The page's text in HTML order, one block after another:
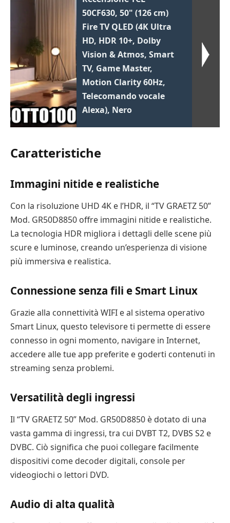
50CF630, 50" (126 cm)
Fire TV QLED (4K Ultra
HD, HDR 10+, Dolby
Vision & Atmos, Smart
TV, Game Master,
Motion Clarity 60Hz,
Telecomando vocale
Alexa), Nero
Caratteristiche
Immagini nitide e realistiche
Con la risoluzione UHD 4K e l’HDR, il “TV GRAETZ 50”
Mod. GR50D8850 offre immagini nitide e realistiche.
La tecnologia HDR migliora i dettagli delle scene più
scure e luminose, creando un’esperienza di visione
più immersiva e realistica.
Connessione senza fili e Smart Linux
Grazie alla connettività WIFI e al sistema operativo
Smart Linux, questo televisore ti permette di essere
connesso in ogni momento, navigare in Internet,
accedere alle tue app preferite e goderti contenuti in
streaming senza problemi.
Versatilità degli ingressi
Il “TV GRAETZ 50” Mod. GR50D8850 è dotato di una
vasta gamma di ingressi, tra cui DVBT T2, DVBS S2 e
DVBC. Ciò significa che puoi collegare facilmente
dispositivi come decoder digitali, console per
videogiochi o lettori DVD.
Audio di alta qualità